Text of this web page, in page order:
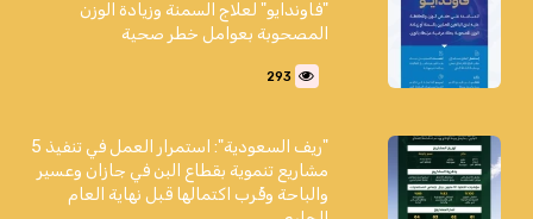
"فاوندايو" لعلاج السمنة وزيادة الوزن
المصحوبة بعوامل خطر صحية
293
"ريف السعودية": استمرار العمل في تنفيذ 5
مشاريع تنموية بقطاع البن في جازان وعسير
والباحة وقُرب اكتمالها قبل نهاية العام